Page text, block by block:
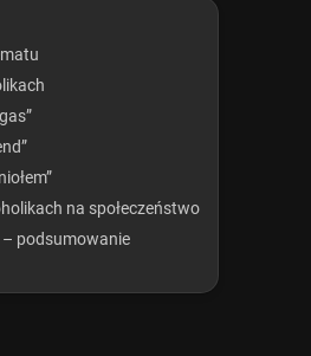
na społeczeństwo
podsumowanie